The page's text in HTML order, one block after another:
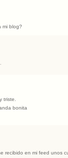
mi blog?
triste.
bonita
recibido en mi feed unos